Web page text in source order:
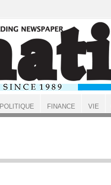
POLITIQUE FINANCE VIE